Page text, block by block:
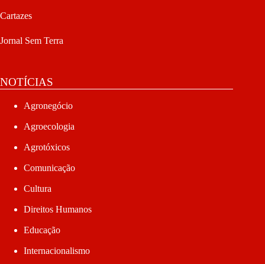
Cartazes
Jornal Sem Terra
NOTÍCIAS
Agronegócio
Agroecologia
Agrotóxicos
Comunicação
Cultura
Direitos Humanos
Educação
Internacionalismo